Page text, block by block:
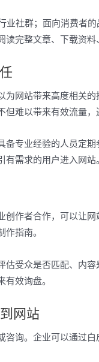
业社群；面向消费者
完整文章、下载资
网站带来高度相关
难以带来有效流量，
专业经验的人员定
需求的用户进入网站。
作者合作，可以让
指南。
受众是否匹配、内
效询盘。
网站
询。企业可以通过